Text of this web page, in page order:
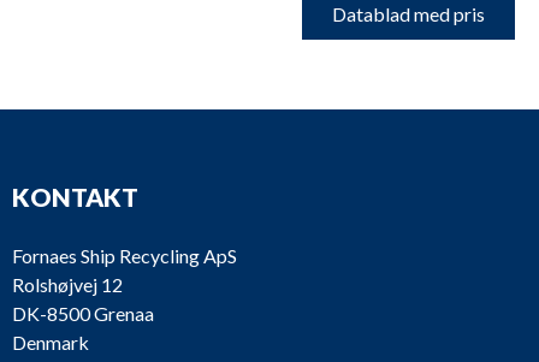
Datablad med pris
KONTAKT
Fornaes Ship Recycling ApS
Rolshøjvej 12
DK-8500 Grenaa
Denmark